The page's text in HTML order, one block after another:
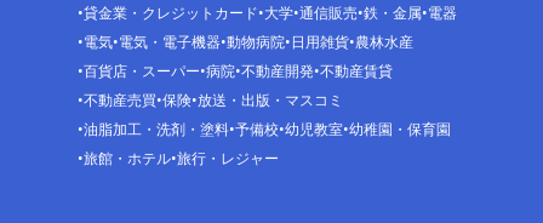
貸金業・クレジットカード 大学 通信販売 鉄・金属 電器
電気 電気・電子機器 動物病院 日用雑貨 農林水産
百貨店・スーパー 病院 不動産開発 不動産賃貸
不動産売買 保険 放送・出版・マスコミ
油脂加工・洗剤・塗料 予備校 幼児教室 幼稚園・保育園
旅館・ホテル 旅行・レジャー